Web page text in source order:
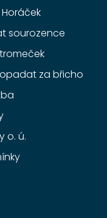
sourozence
za břicho
o. ú.